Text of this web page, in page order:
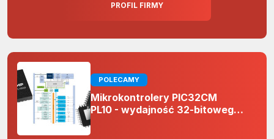
PROFIL FIRMY
POLECAMY
Mikrokontrolery PIC32CM
PL10 - wydajność 32-bitowego